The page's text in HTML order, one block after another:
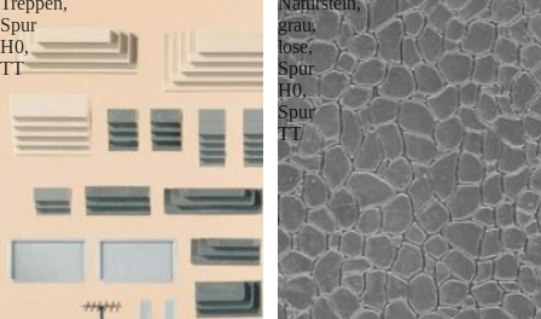
Spur
H0,
TT
grau,
lose,
Spur
H0,
Spur
TT